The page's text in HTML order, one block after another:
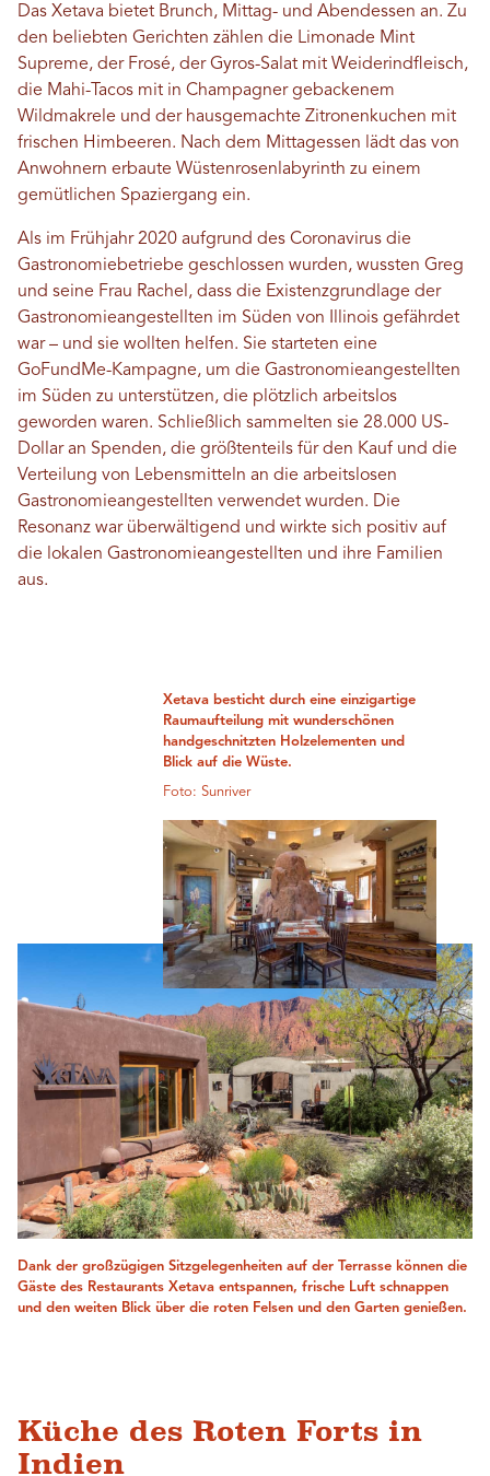
Das Xetava bietet Brunch, Mittag- und Abendessen an. Zu
den beliebten Gerichten zählen die Limonade Mint
Supreme, der Frosé, der Gyros-Salat mit Weiderindfleisch,
die Mahi-Tacos mit in Champagner gebackenem
Wildmakrele und der hausgemachte Zitronenkuchen mit
frischen Himbeeren. Nach dem Mittagessen lädt das von
Anwohnern erbaute Wüstenrosenlabyrinth zu einem
gemütlichen Spaziergang ein.
Als im Frühjahr 2020 aufgrund des Coronavirus die
Gastronomiebetriebe geschlossen wurden, wussten Greg
und seine Frau Rachel, dass die Existenzgrundlage der
Gastronomieangestellten im Süden von Illinois gefährdet
war – und sie wollten helfen. Sie starteten eine
GoFundMe-Kampagne, um die Gastronomieangestellten
im Süden zu unterstützen, die plötzlich arbeitslos
geworden waren. Schließlich sammelten sie 28.000 US-
Dollar an Spenden, die größtenteils für den Kauf und die
Verteilung von Lebensmitteln an die arbeitslosen
Gastronomieangestellten verwendet wurden. Die
Resonanz war überwältigend und wirkte sich positiv auf
die lokalen Gastronomieangestellten und ihre Familien
aus.
Xetava besticht durch eine einzigartige
Raumaufteilung mit wunderschönen
handgeschnitzten Holzelementen und
Blick auf die Wüste.
Foto: Sunriver
Dank der großzügigen Sitzgelegenheiten auf der Terrasse können die
Gäste des Restaurants Xetava entspannen, frische Luft schnappen
und den weiten Blick über die roten Felsen und den Garten genießen.
Küche des Roten Forts in
Indien